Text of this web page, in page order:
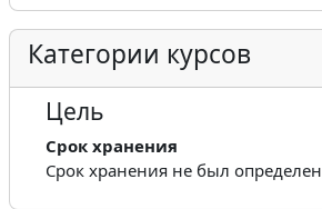
Категории курсов
Цель
Срок хранения
Срок хранения не был определен